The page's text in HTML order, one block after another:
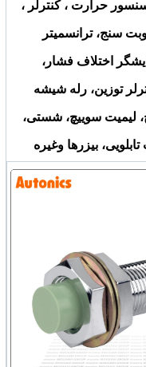
حرارت ، کنترلر ،
سنج، ترانسمیتر
اختلاف فشار،
توزین، رله شیشه
لیمیت سوییچ، شستی،
بیزرها وغیره